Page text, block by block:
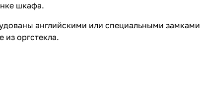
шкафа.
английскими или специальными замками
оргстекла.